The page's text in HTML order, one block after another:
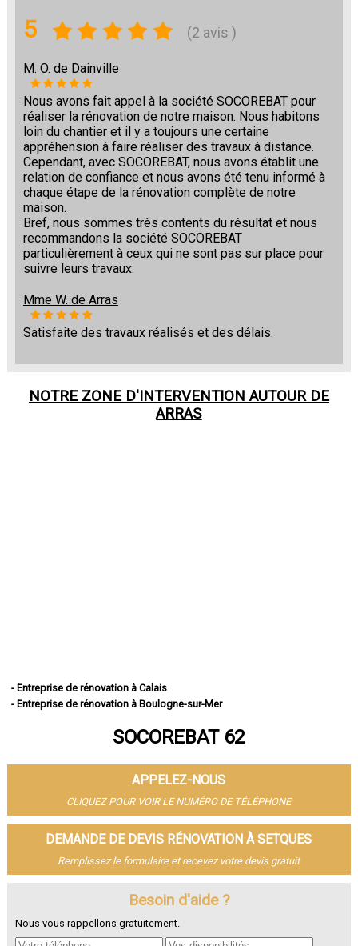
5 (2 avis )
M. O. de Dainville
Nous avons fait appel à la société SOCOREBAT pour
réaliser la rénovation de notre maison. Nous habitons
loin du chantier et il y a toujours une certaine
appréhension à faire réaliser des travaux à distance.
Cependant, avec SOCOREBAT, nous avons établit une
relation de confiance et nous avons été tenu informé à
chaque étape de la rénovation complète de notre
maison.
Bref, nous sommes très contents du résultat et nous
recommandons la société SOCOREBAT
particulièrement à ceux qui ne sont pas sur place pour
suivre leurs travaux.
Mme W. de Arras
Satisfaite des travaux réalisés et des délais.
NOTRE ZONE D'INTERVENTION AUTOUR DE
ARRAS
- Entreprise de rénovation à Calais
- Entreprise de rénovation à Boulogne-sur-Mer
- Entreprise de rénovation à Lens
- Entreprise de rénovation à Béthune
- Entreprise de rénovation à Hénin-Beaumont
- Entreprise de rénovation à Bruay-la-Buissière
- Entreprise de rénovation à Avion
- Entreprise de rénovation à Carvin
- Entreprise de rénovation à Berck
- Entreprise de rénovation à Saint-Omer
- Entreprise de rénovation à Harnes
- Entreprise de rénovation à Nœux-les-Mines
SOCOREBAT 62
APPELEZ-NOUS
CLIQUEZ POUR VOIR LE NUMÉRO DE TÉLÉPHONE
DEMANDE DE DEVIS RÉNOVATION À SETQUES
Remplissez le formulaire et recevez votre devis gratuit
Besoin d'aide ?
Nous vous rappellons gratuitement.